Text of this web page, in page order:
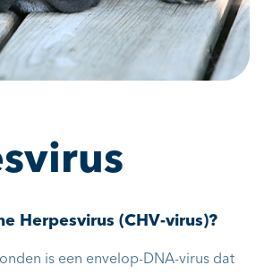
Herpesvirus (CHV-virus)?
is een envelop-DNA-virus dat